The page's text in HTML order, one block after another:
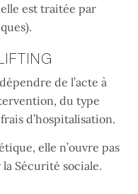
est traitée par
de l’acte à
du type
d’hospitalisation.
elle n’ouvre pas
Sécurité sociale.